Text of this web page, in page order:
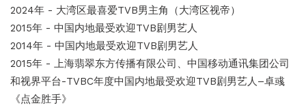
2024年 - 大湾区最喜爱TVB男主角（大湾区视帝）
2015年 - 中国内地最受欢迎TVB剧男艺人
2014年 - 中国内地最受欢迎TVB剧男艺人
2015年 - 上海翡翠东方传播有限公司、中国移动通讯集团公司
和视界平台-TVBC年度中国内地最受欢迎TVB剧男艺人–卓彧
《点金胜手》